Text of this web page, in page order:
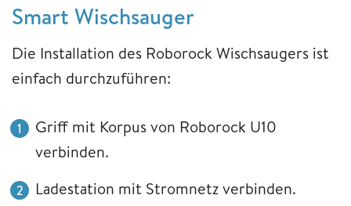
Smart Wischsauger
Die Installation des Roborock Wischsaugers ist
einfach durchzuführen:
Griff mit Korpus von Roborock U10
verbinden.
Ladestation mit Stromnetz verbinden.